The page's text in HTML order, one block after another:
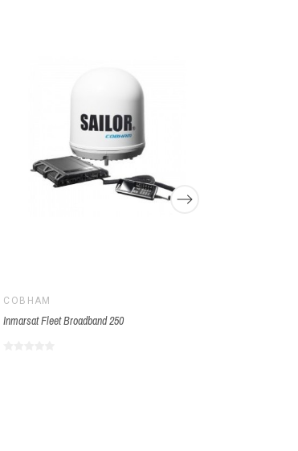
COBHAM
Inmarsat Fleet Broadband 250